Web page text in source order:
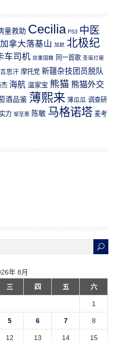
童救助 Cecilia PS3 中医
加拿大落基山 加航 北极纪
车司机 双重国籍 同一首歌 圣诞灯屋
思汗 摩托党 新疆杂技团员脱队
海航 温家宝 熊猫 熊猫外交
酒品鉴 薄熙来 薄瓜瓜 调查研
力 邹至蕙 陈敏 马格诺塔 麦考
年 8月
三 四 五 六
1
5 6 7 8
12 13 14 15